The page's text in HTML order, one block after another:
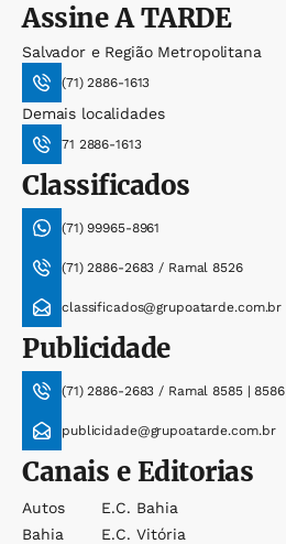
AssineA TARDE
Salvador e Região Metropolitana
(71) 2886-1613
Demais localidades
71 2886-1613
Classificados
(71) 99965-8961
(71) 2886-2683 / Ramal 8526
classificados@grupoatarde.com.br
Publicidade
(71) 2886-2683 / Ramal 8585 | 8586
publicidade@grupoatarde.com.br
Canais e Editorias
Autos
Bahia
E.c. Bahia
E.c. Vitória